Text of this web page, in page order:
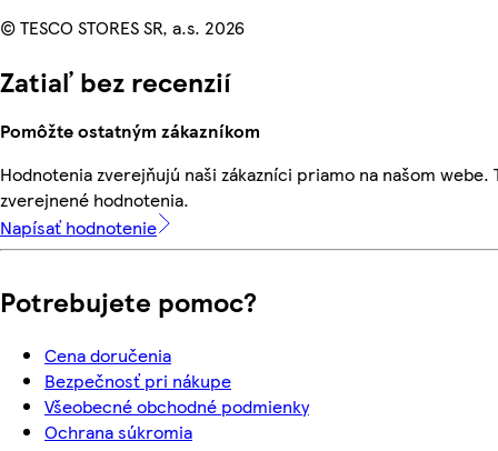
© TESCO STORES SR, a.s. 2026
Zatiaľ bez recenzií
Pomôžte ostatným zákazníkom
Hodnotenia zverejňujú naši zákazníci priamo na našom webe.
zverejnené hodnotenia.
Napísať hodnotenie
Potrebujete pomoc?
Cena doručenia
Bezpečnosť pri nákupe
Všeobecné obchodné podmienky
Ochrana súkromia